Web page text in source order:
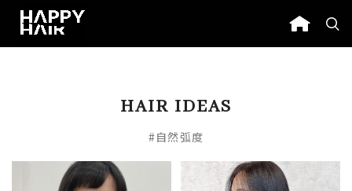
HAIR IDEAS
#自然弧度